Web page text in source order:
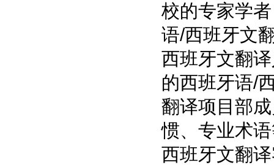
校的专家学
语/西班牙文
西班牙文翻
的西班牙语/
翻译项目部
惯、专业术
西班牙文翻